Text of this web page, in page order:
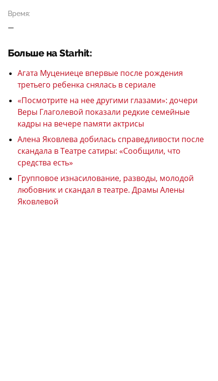
Время:
—
Больше на Starhit:
Агата Муцениеце впервые после рождения
третьего ребенка снялась в сериале
«Посмотрите на нее другими глазами»: дочери
Веры Глаголевой показали редкие семейные
кадры на вечере памяти актрисы
Алена Яковлева добилась справедливости после
скандала в Театре сатиры: «Сообщили, что
средства есть»
Групповое изнасилование, разводы, молодой
любовник и скандал в театре. Драмы Алены
Яковлевой